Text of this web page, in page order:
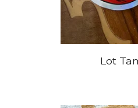
Lot